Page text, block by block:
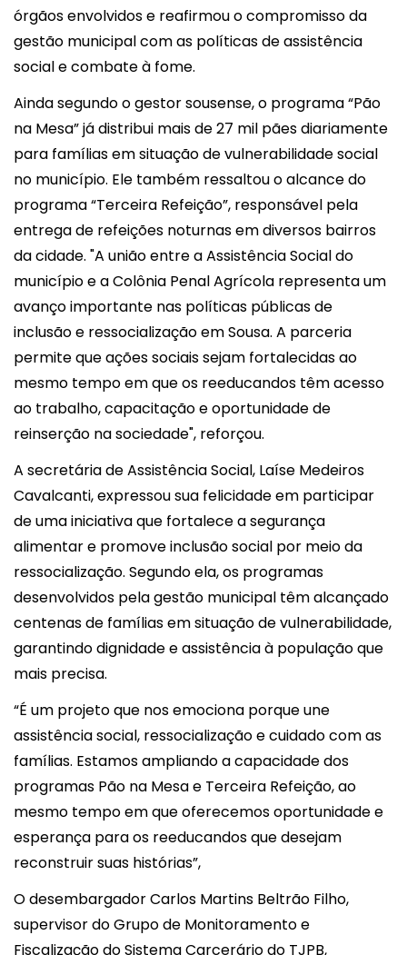
órgãos envolvidos e reafirmou o compromisso da
gestão municipal com as políticas de assistência
social e combate à fome.
Ainda segundo o gestor sousense, o programa “Pão
na Mesa” já distribui mais de 27 mil pães diariamente
para famílias em situação de vulnerabilidade social
no município. Ele também ressaltou o alcance do
programa “Terceira Refeição”, responsável pela
entrega de refeições noturnas em diversos bairros
da cidade. "A união entre a Assistência Social do
município e a Colônia Penal Agrícola representa um
avanço importante nas políticas públicas de
inclusão e ressocialização em Sousa. A parceria
permite que ações sociais sejam fortalecidas ao
mesmo tempo em que os reeducandos têm acesso
ao trabalho, capacitação e oportunidade de
reinserção na sociedade", reforçou.
A secretária de Assistência Social, Laíse Medeiros
Cavalcanti, expressou sua felicidade em participar
de uma iniciativa que fortalece a segurança
alimentar e promove inclusão social por meio da
ressocialização. Segundo ela, os programas
desenvolvidos pela gestão municipal têm alcançado
centenas de famílias em situação de vulnerabilidade,
garantindo dignidade e assistência à população que
mais precisa.
“É um projeto que nos emociona porque une
assistência social, ressocialização e cuidado com as
famílias. Estamos ampliando a capacidade dos
programas Pão na Mesa e Terceira Refeição, ao
mesmo tempo em que oferecemos oportunidade e
esperança para os reeducandos que desejam
reconstruir suas histórias”,
O desembargadorCarlos Martins Beltrão Filho,
supervisor do Grupo de Monitoramento e
Fiscalização do Sistema Carcerário do TJPB,